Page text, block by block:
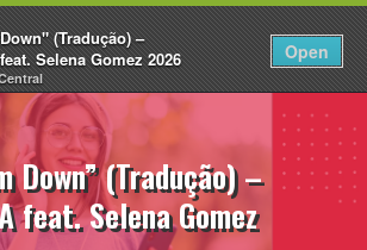
(Tradução) –
Selena Gomez 2026
Open
Fazer login PT
Down” (Tradução) –
feat. Selena Gomez